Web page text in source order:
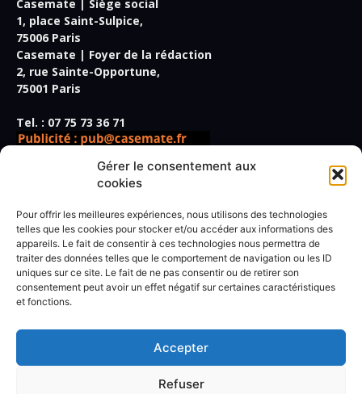
Gérer le consentement aux
cookies
Pour offrir les meilleures expériences, nous utilisons des technologies
telles que les cookies pour stocker et/ou accéder aux informations des
appareils. Le fait de consentir à ces technologies nous permettra de
traiter des données telles que le comportement de navigation ou les ID
uniques sur ce site. Le fait de ne pas consentir ou de retirer son
consentement peut avoir un effet négatif sur certaines caractéristiques
et fonctions.
Accepter
Refuser
Casemate | Siège social
1, place Saint-Sulpice,
75006 Paris
Casemate | Foyer de la rédaction
2, rue Sainte-Opportune,
75001 Paris
Tel. : 07 75 73 36 71
Directeur de la publication,
rédacteur en chef :Frédéric Vidal
Secrétaire de rédaction :Paul Giner
Rédacteur spécialisé :Marius Jouanny
Rédaction : Antoine Béhoust, Lise Benkemoun, Jérôme
Ogier, Christophe Quillien, Marie-Madeleine Rigopoulos,
Conditions générales de vente